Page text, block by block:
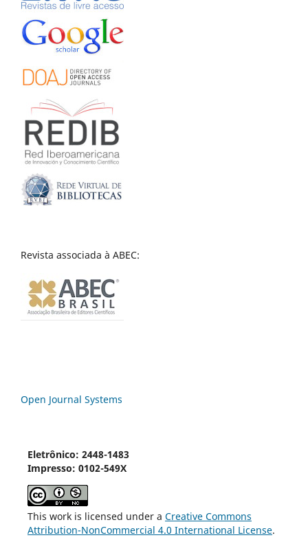
Revista associada à ABEC:
Open Journal Systems
Eletrônico: 2448-1483
Impresso: 0102-549X
This work is licensed under a Creative Commons
Attribution-NonCommercial 4.0 International License.